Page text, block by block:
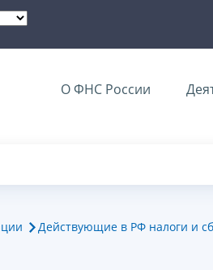
О ФНС России
Действующие в РФ налоги и